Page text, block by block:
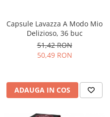
Capsule Lavazza A Modo Mio
Delizioso, 36 buc
51,42 RON
50,49 RON
ADAUGA IN COS